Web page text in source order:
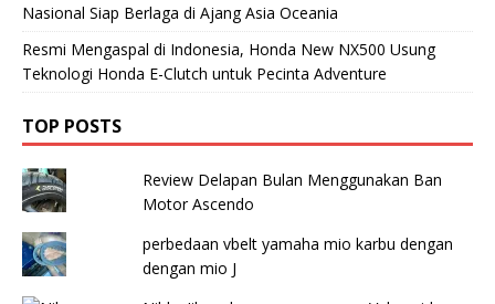
Nasional Siap Berlaga di Ajang Asia Oceania
Resmi Mengaspal di Indonesia, Honda New NX500 Usung
Teknologi Honda E-Clutch untuk Pecinta Adventure
TOP POSTS
Review Delapan Bulan Menggunakan Ban
Motor Ascendo
perbedaan vbelt yamaha mio karbu dengan
dengan mio J